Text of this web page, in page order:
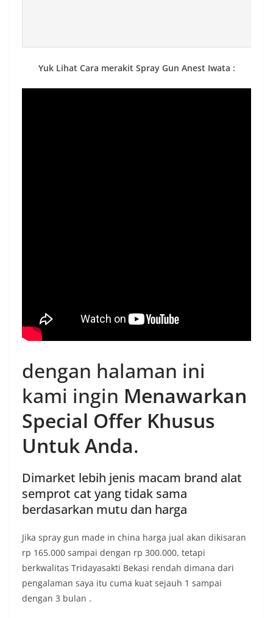
Yuk Lihat Cara merakit Spray Gun Anest Iwata :
dengan halaman ini
kami ingin Menawarkan
Special Offer Khusus
Untuk Anda.
Dimarket lebih jenis macam brand alat
semprot cat yang tidak sama
berdasarkan mutu dan harga
Jika spray gun made in china harga jual akan dikisaran
rp 165.000 sampai dengan rp 300.000, tetapi
berkwalitas Tridayasakti Bekasi rendah dimana dari
pengalaman saya itu cuma kuat sejauh 1 sampai
dengan 3 bulan .